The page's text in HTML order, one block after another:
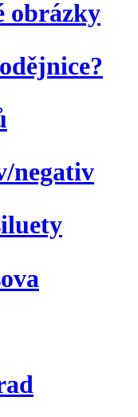
obrázky
negativ